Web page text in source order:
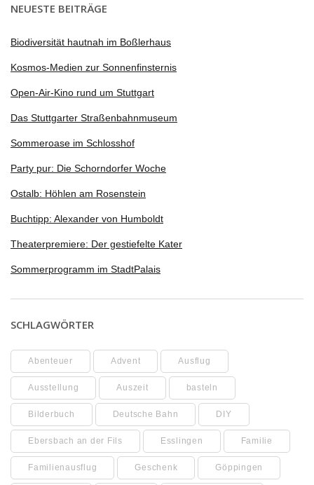
NEUESTE BEITRÄGE
Biodiversität hautnah im Boßlerhaus
Kosmos-Medien zur Sonnenfinsternis
Open-Air-Kino rund um Stuttgart
Das Stuttgarter Straßenbahnmuseum
Sommeroase im Schlosshof
Party pur: Die Schorndorfer Woche
Ostalb: Höhlen am Rosenstein
Buchtipp: Alexander von Humboldt
Theaterpremiere: Der gestiefelte Kater
Sommerprogramm im StadtPalais
SCHLAGWÖRTER
Abenteuer Advent Ausflug
Ausstellung Auszeit basteln
Bilderbuch Deutsche Bahn DIY
Ebersbach an der Fils Esslingen Familie
Familienausflug Geschenk Göppingen